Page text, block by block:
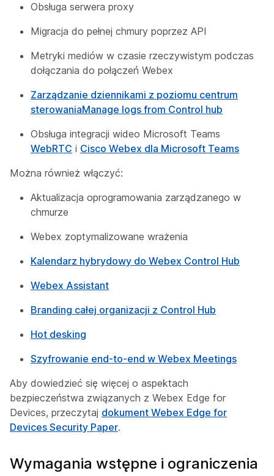
Obsługa serwera proxy
Migracja do pełnej chmury poprzez API
Metryki mediów w czasie rzeczywistym podczas
dołączania do połączeń Webex
Zarządzanie dziennikami z poziomu centrum
sterowaniaManage logs from Control hub
Obsługa integracji wideo Microsoft Teams
WebRTC i Cisco Webex dla Microsoft Teams
Można również włączyć:
Aktualizacja oprogramowania zarządzanego w
chmurze
Webex zoptymalizowane wrażenia
Kalendarz hybrydowy do Webex Control Hub
Webex Assistant
Branding całej organizacji z Control Hub
Hot desking
Szyfrowanie end-to-end w Webex Meetings
Aby dowiedzieć się więcej o aspektach
bezpieczeństwa związanych z Webex Edge for
Devices, przeczytaj dokument Webex Edge for
Devices Security Paper.
Wymagania wstępne i ograniczenia